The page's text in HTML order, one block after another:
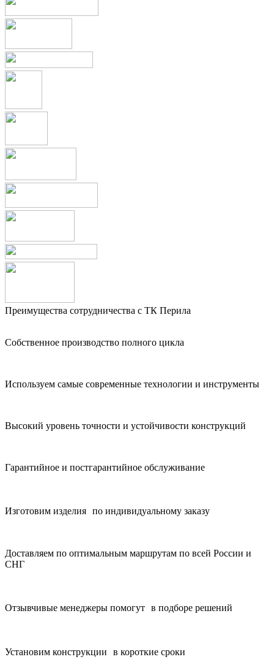
Преимущества сотрудничества с ТК Перила
Собственное производство полного цикла
Используем самые современные технологии и инструменты
Высокий уровень точности и устойчивости конструкций
Гарантийное и постгарантийное обслуживание
Изготовим изделия по индивидуальному заказу
Доставляем по оптимальным маршрутам по всей России и
СНГ
Отзывчивые менеджеры помогут в подборе решений
Установим конструкции в короткие сроки